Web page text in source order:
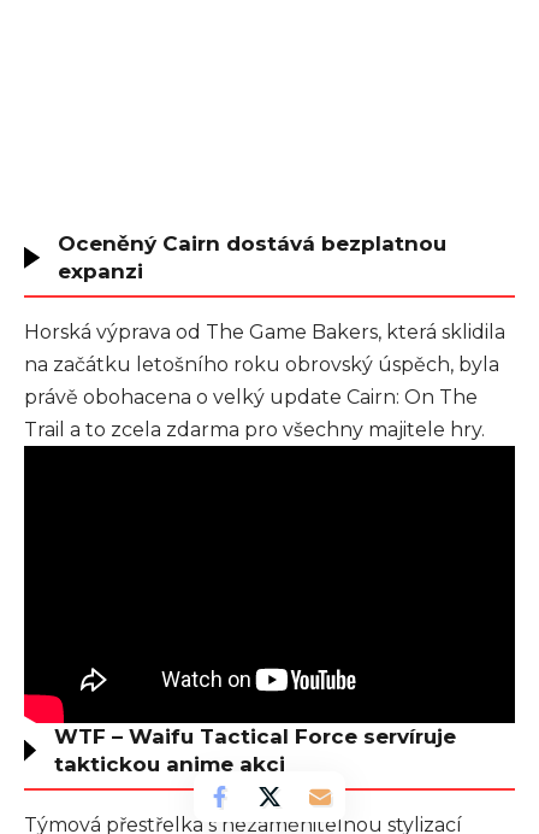
Oceněný Cairn dostává bezplatnou
expanzi
Horská výprava od The Game Bakers, která sklidila
na začátku letošního roku obrovský úspěch, byla
právě obohacena o velký update Cairn: On The
Trail a to zcela zdarma pro všechny majitele hry.
WTF – Waifu Tactical Force servíruje
taktickou anime akci
Týmová přestřelka s nezaměnitelnou stylizací